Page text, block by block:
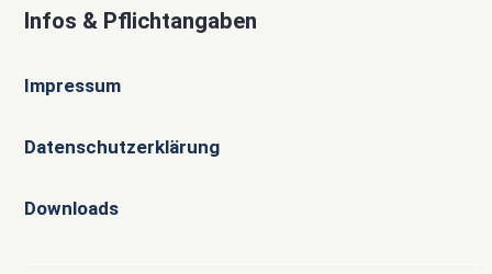
Infos & Pflichtangaben
Impressum
Datenschutzerklärung
Downloads